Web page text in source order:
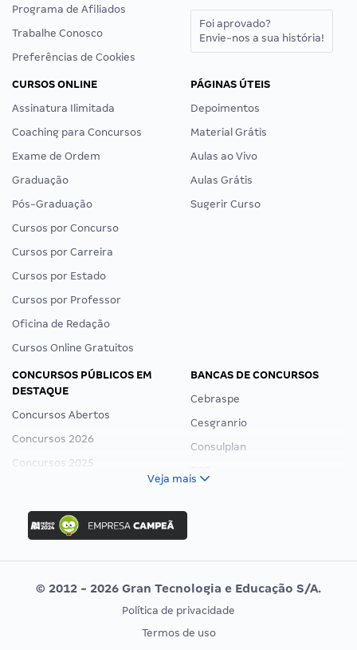
Programa de Afiliados
Trabalhe Conosco
Preferências de Cookies
Foi aprovado?
Envie-nos a sua história!
CURSOS ONLINE
Assinatura Ilimitada
Coaching para Concursos
Exame de Ordem
Graduação
Pós-Graduação
Cursos por Concurso
Cursos por Carreira
Cursos por Estado
Cursos por Professor
Oficina de Redação
Cursos Online Gratuitos
PÁGINAS ÚTEIS
Depoimentos
Material Grátis
Aulas ao Vivo
Aulas Grátis
Sugerir Curso
CONCURSOS PÚBLICOS EM
DESTAQUE
Concursos Abertos
Concursos 2026
Concursos 2025
Concurso Ibama
Concurso MPU
Editais publicados
BANCAS DE CONCURSOS
Cebraspe
Cesgranrio
Consulplan
Vunesp
CONCURSOS POR PROFISSÃO
EXAME DE ORDEM
Veja mais
© 2012 - 2026 Gran Tecnologia e Educação S/A.
Política de privacidade
Termos de uso